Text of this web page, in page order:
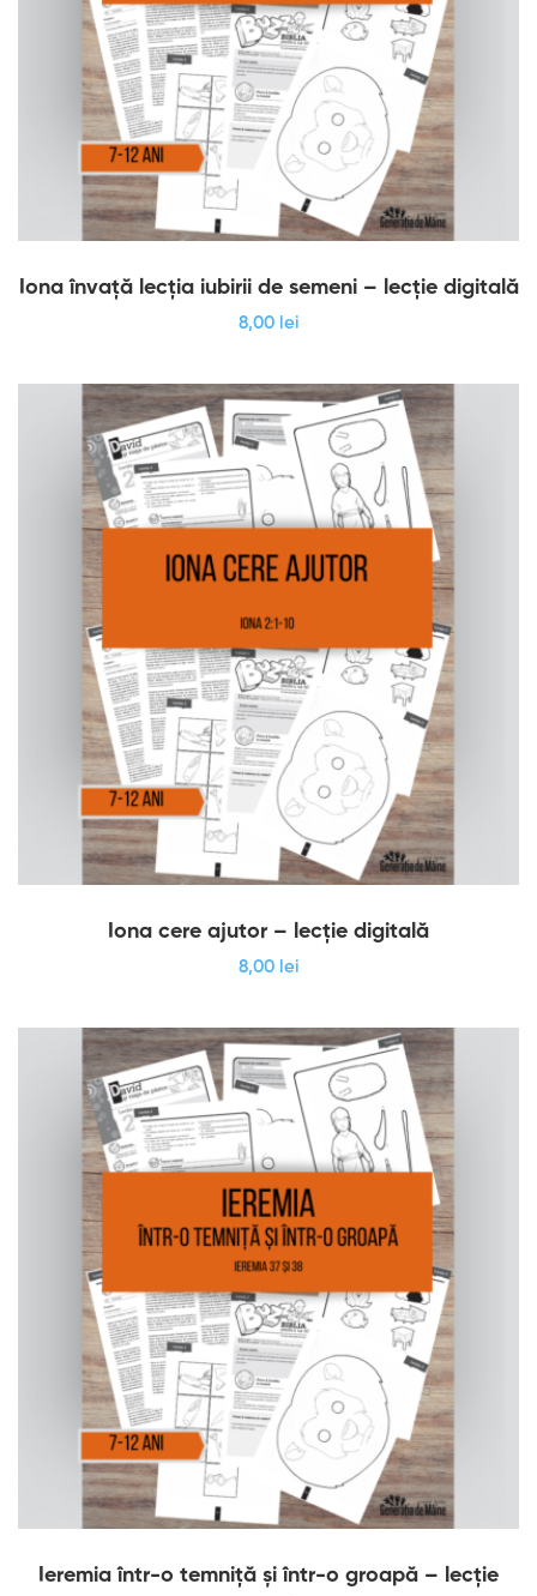
Iona învață lecția iubirii de semeni – lecție digitală
8,00 lei
Iona cere ajutor – lecție digitală
8,00 lei
Ieremia într-o temniță și într-o groapă – lecție